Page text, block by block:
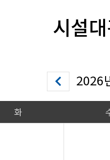
시설
2026
화